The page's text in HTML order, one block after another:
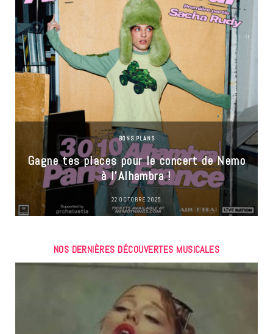
BONS PLANS
Gagne tes places pour le concert de Nemo
à l’Alhambra !
22 OCTOBRE 2025
NOS DERNIÈRES DÉCOUVERTES MUSICALES